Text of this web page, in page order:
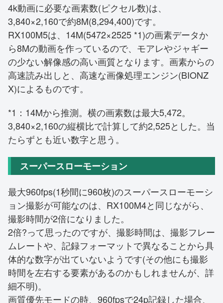
4k動画に必要な画素数(ピクセル数)は、
3,840×2,160で約8M(8,294,400)です。
RX100M5は、14M(5472×2525 *1)の画素データか
ら8Mの動画を作っているので、モアレやジャギー
の少ない解像感の高い画質となります。画素からの
高速読み出しと、高速な画像処理エンジン(BIONZ
X)によるものです。
*1：14Mから推測。横の画素数は最大5,472。
3,840×2,160の縦横比で計算して約2,525とした。当
たらずとも近い数字と思う。
スーパースローモーション
最大960fps(1秒間に960枚)のスーパースローモーシ
ョン撮影が可能なのは、RX100M4と同じながら、
撮影時間が2倍になりました。
2倍?って思ったのですが、撮影時間は、撮影フレー
ムレートや、記録フォーマットで異なることから具
体的な数字が出ていないようです(その他にも撮影
時間を左右する要素があるのかもしれませんが、詳
細不明)。
画質優先モードの時、960fpsで24p記録した場合、